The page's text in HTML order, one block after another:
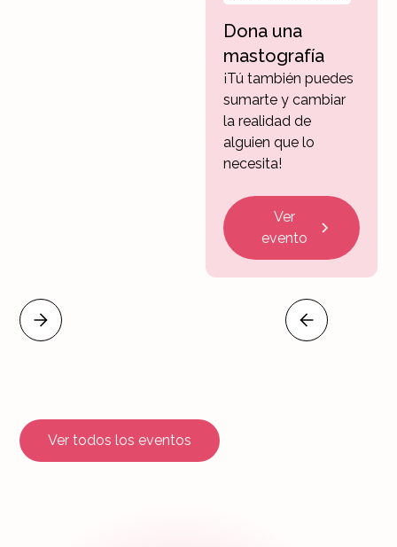
Dona una
mastografía
¡Tú también puedes
sumarte y cambiar
la realidad de
alguien que lo
necesita!
Ver
evento
Ver todos los eventos